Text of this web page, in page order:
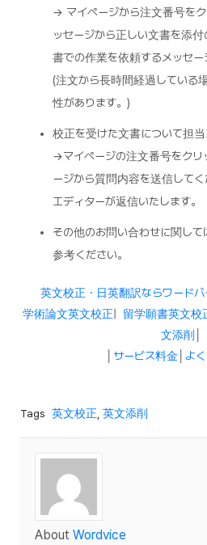
→ マイページから注文番号を
ッセージから正しい文書を添
書での作業を依頼するメッセー
(注文から長時間経過している
性があります。)
校正を受けた文書について担
→マイページの注文番号をクリ
ージから質問内容を送信して
エディターが返信いたします。
その他のお問い合わせに関して
参考ください。
英文校正・日英翻訳ならワードバ
学術論文英文校正| 留学願書英文校
文添削
サービス料金 よ
Tags 英文校正 英文添削
About Wordvice